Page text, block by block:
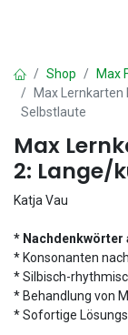
Shop
Max
Max
Selbstlaute
Max
2: Lange/
Katja Vau
* Nachdenkwörter
* Konsonanten
* Silbisch-
* Behandlung von
* Sofortige